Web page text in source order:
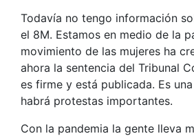
Todavía no tengo información
el 8M. Estamos en medio de la
movimiento de las mujeres ha
ahora la sentencia del Tribunal
es firme y está publicada. Es
habrá protestas importantes.
Con la pandemia la gente lleva